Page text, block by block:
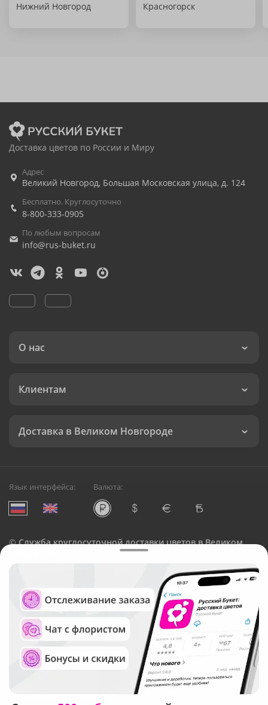
Нижний Новгород Красногорск
Доставка цветов по России и Миру
Адрес
Великий Новгород, Большая Московская улица, д. 124
Бесплатно. Круглосуточно
8-800-333-0905
По любым вопросам
info@rus-buket.ru
О нас
Клиентам
Доставка в Великом Новгороде
Язык интерфейса: Валюта:
©Служба круглосуточной доставки цветов в Великом
Русский Букет, 2026
Общество с ограниченной ответственностью «Технология»
ОГРН: 1195476081745, ИНН: 5410081997
Юридический адрес: г. Новосибирск, ул. Ипподромская,
д.42, оф. 3
Рейтинг Русского букета